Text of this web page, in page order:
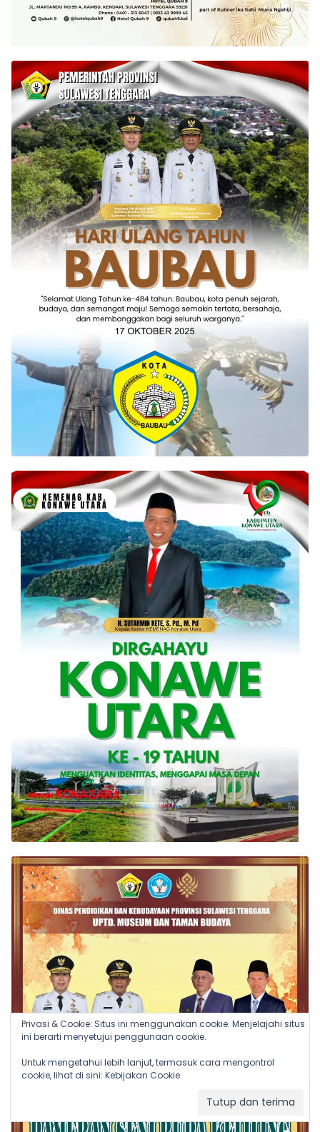
Privasi & Cookie: Situs ini menggunakan cookie. Menjelajahi situs
ini berarti menyetujui penggunaan cookie.
Untuk mengetahui lebih lanjut, termasuk cara mengontrol
cookie, lihat di sini: Kebijakan Cookie